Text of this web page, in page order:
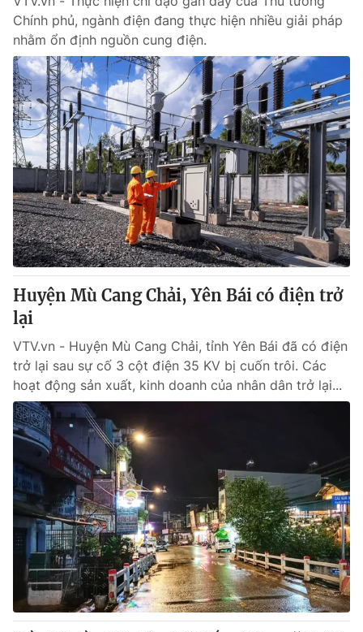
Chính phủ, ngành điện đang thực hiện nhiều giải pháp
nhằm ổn định nguồn cung điện.
Huyện Mù Cang Chải, Yên Bái có điện trở
lại
VTV.vn - Huyện Mù Cang Chải, tỉnh Yên Bái đã có điện
trở lại sau sự cố 3 cột điện 35 KV bị cuốn trôi. Các
hoạt động sản xuất, kinh doanh của nhân dân trở lại...